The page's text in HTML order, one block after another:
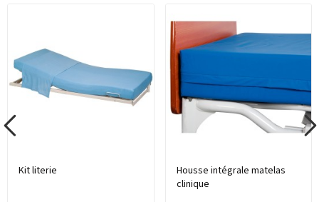
Kit literie
Housse intégrale matelas
clinique